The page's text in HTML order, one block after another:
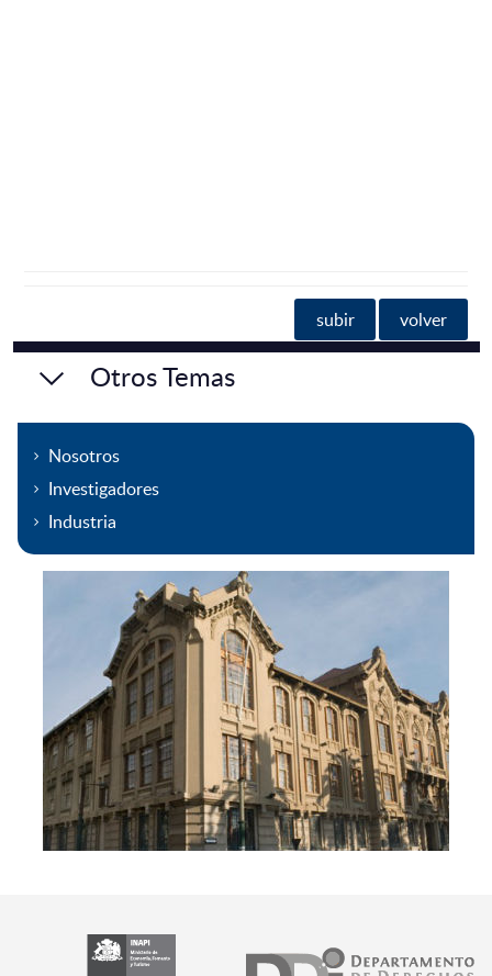
subir volver
Otros Temas
Nosotros
Investigadores
Industria